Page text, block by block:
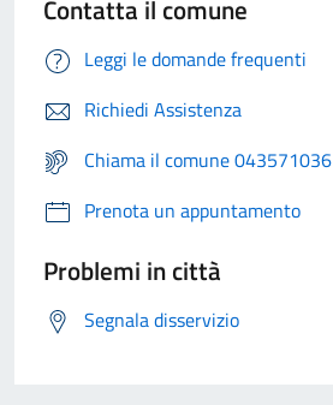
Contatta il comune
Leggi le domande frequenti
Richiedi Assistenza
Chiama il comune 043571036
Prenota un appuntamento
Problemi in città
Segnala disservizio